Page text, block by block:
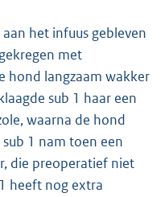
het infuus gebleven
met
hond langzaam wakker
sub 1 haar een
waarna de hond
1 nam toen een
die preoperatief niet
heeft nog extra